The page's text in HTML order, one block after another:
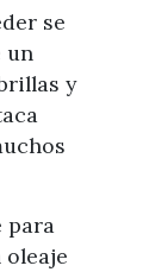
se
un
y
para
oleaje